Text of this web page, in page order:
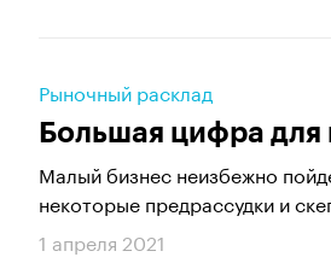
Рыночный расклад
Большая цифра
Малый бизнес неизбежно
некоторые предрассудки и
1 апреля 2021